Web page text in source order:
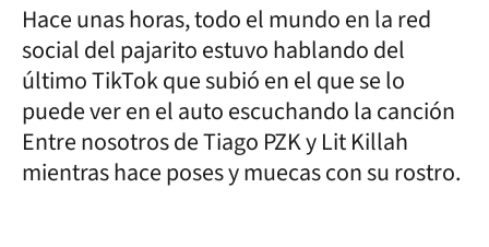
Hace unas horas, todo el mundo en la red
social del pajarito estuvo hablando del
último TikTok que subió en el que se lo
puede ver en el auto escuchando la canción
Entre nosotros de Tiago PZK y Lit Killah
mientras hace poses y muecas con su rostro.